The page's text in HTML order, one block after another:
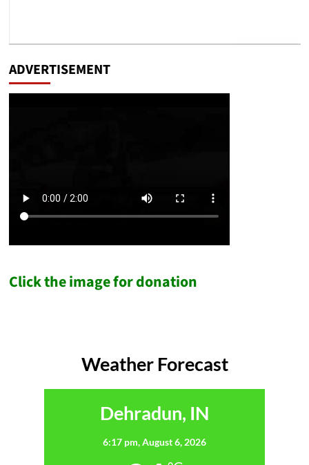
ADVERTISEMENT
Click the image for donation
Weather Forecast
Dehradun, IN
6:17 pm,August 6, 2026